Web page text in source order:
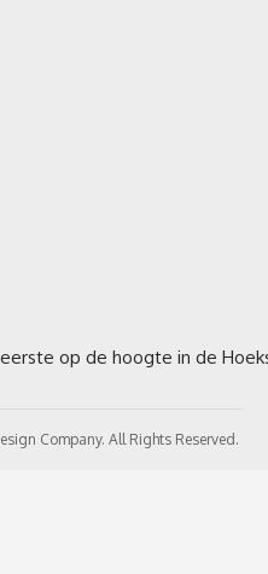
Company. All Rights Reserved.